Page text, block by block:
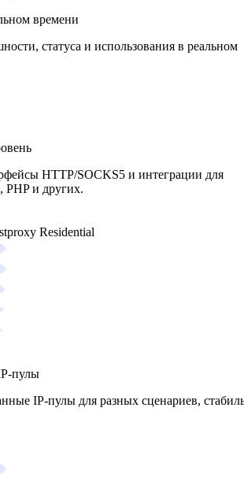
времени
статуса и использования в реальном
HTTP/SOCKS5 и интеграции для
PHP и других.
Residential
пулы
IP-пулы для разных сценариев,